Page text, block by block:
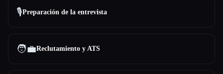
🎙️Preparación de la entrevista
🧑‍💼Reclutamiento y ATS